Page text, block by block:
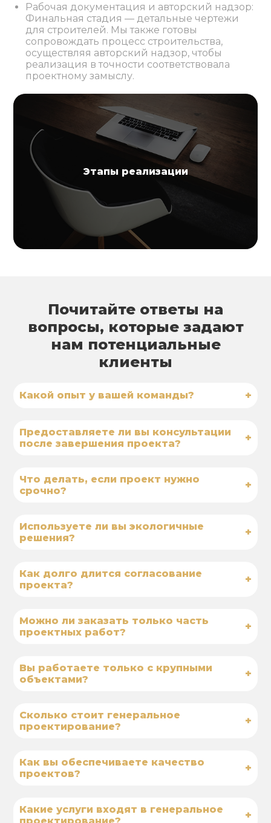
Этапы реализации
Рабочая документация и авторский надзор:
Финальная стадия — детальные чертежи
для строителей. Мы также готовы
сопровождать процесс строительства,
осуществляя авторский надзор, чтобы
реализация в точности соответствовала
проектному замыслу.
Почитайте ответы на
вопросы, которые задают
нам потенциальные
клиенты
Какой опыт у вашей команды? +
Предоставляете ли вы консультации
после завершения проекта?
+
Что делать, если проект нужно
срочно?
+
Используете ли вы экологичные
решения?
+
Как долго длится согласование
проекта?
+
Можно ли заказать только часть
проектных работ?
+
Вы работаете только с крупными
объектами?
+
Сколько стоит генеральное
проектирование?
+
Как вы обеспечиваете качество
проектов?
+
Какие услуги входят в генеральное
проектирование?
+